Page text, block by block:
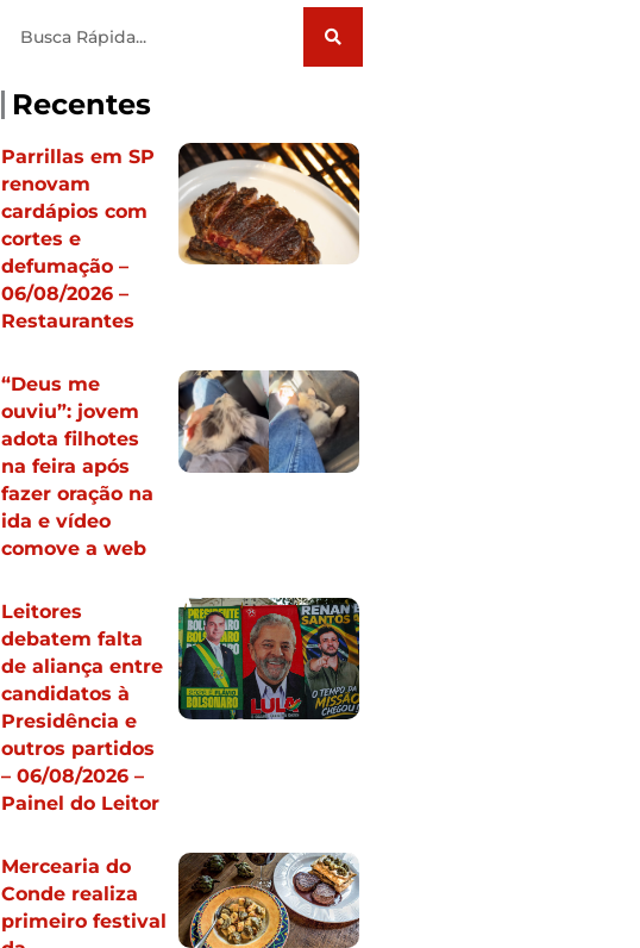
Recentes
Parrillas em SP
renovam
cardápios com
cortes e
defumação –
06/08/2026 –
Restaurantes
“Deus me
ouviu”: jovem
adota filhotes
na feira após
fazer oração na
ida e vídeo
comove a web
Leitores
debatem falta
de aliança entre
candidatos à
Presidência e
outros partidos
– 06/08/2026 –
Painel do Leitor
Mercearia do
Conde realiza
primeiro festival